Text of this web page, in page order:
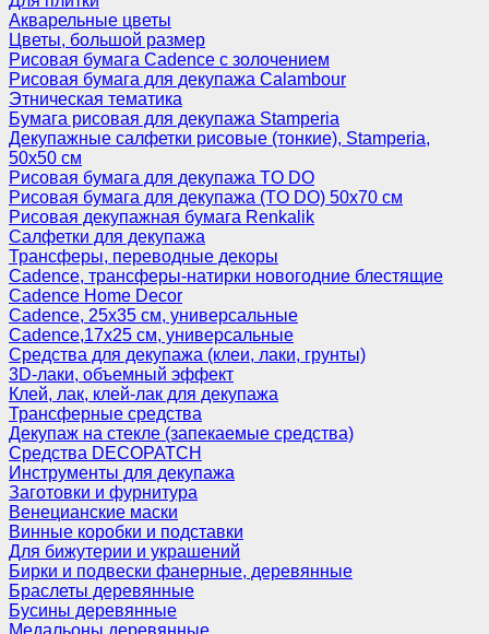
Акварельные цветы
Цветы, большой размер
Рисовая бумага Cadence c золочением
Рисовая бумага для декупажа Calambour
Этническая тематика
Бумага рисовая для декупажа Stamperia
Декупажные салфетки рисовые (тонкие), Stamperia,
50х50 см
Рисовая бумага для декупажа TO DO
Рисовая бумага для декупажа (TO DO) 50х70 см
Рисовая декупажная бумага Renkalik
Салфетки для декупажа
Трансферы, переводные декоры
Cadence, трансферы-натирки новогодние блестящие
Cadence Home Decor
Cadence, 25х35 см, универсальные
Cadence,17х25 см, универсальные
Средства для декупажа (клеи, лаки, грунты)
3D-лаки, объемный эффект
Клей, лак, клей-лак для декупажа
Трансферные средства
Декупаж на стекле (запекаемые средства)
Средства DECOPATCH
Инструменты для декупажа
Заготовки и фурнитура
Венецианские маски
Винные коробки и подставки
Для бижутерии и украшений
Бирки и подвески фанерные, деревянные
Браслеты деревянные
Бусины деревянные
Медальоны деревянные